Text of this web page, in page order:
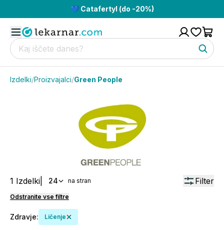
💙 Catafertyl (do -20%)
Izdelki/Proizvajalci/Green People
1 Izdelki 24 na stran Filter
Odstranite vse filtre
Zdravje: Ličenje